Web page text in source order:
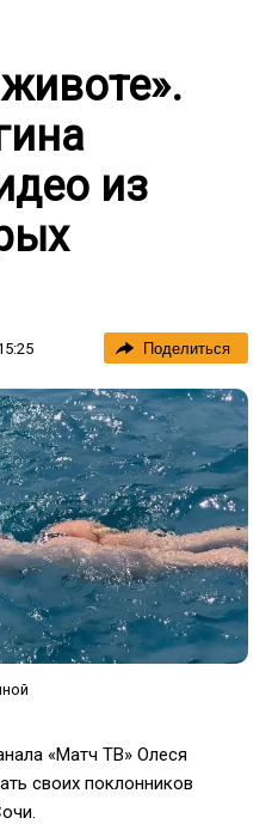
из
Поделиться
«Матч ТВ» Олеся
своих поклонников